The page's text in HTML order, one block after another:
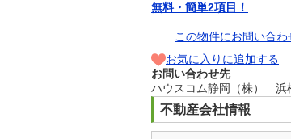
無料・簡単2項目！
この物件にお問い合わ
お気に入りに追加する
お問い合わせ先
ハウスコム静岡（株） 浜
不動産会社情報